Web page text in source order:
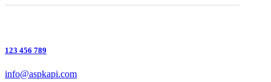
123 456 789
info@aspkapi.com